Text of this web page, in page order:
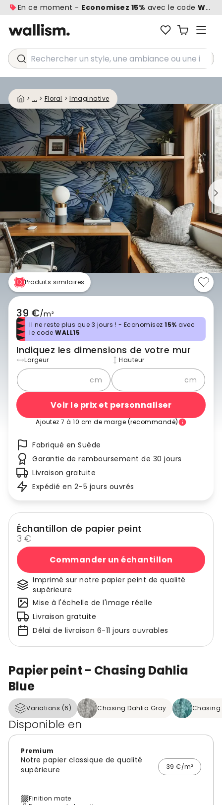
En ce moment - Economisez 15% avec le code
Rechercher un style, une ambiance ou une idée...
> ... > Floral > Imaginative
Papier peint - Chasing Dahlia
Blue
Variations (6) Chasing Dahlia Gray Chasing
Disponible en
Premium
Notre papier classique de qualité
supérieure
39 €/m²
Finition mate
Produits similaires
39 €/m²
Il ne reste plus que 3 jours ! - Economisez 15% avec
le code WALL15
Indiquez les dimensions de votre mur
Largeur
cm
Hauteur
cm
Voir le prix et personnaliser
Ajoutez 7 à 10 cm de marge (recommandé)
Fabriqué en Suède
Garantie de remboursement de 30 jours
Livraison gratuite
Expédié en 2–5 jours ouvrés
Échantillon de papier peint
3 €
Commander un échantillon
Imprimé sur notre papier peint de qualité
supérieure
Mise à l'échelle de l'image réelle
Livraison gratuite
Délai de livraison 6-11 jours ouvrables